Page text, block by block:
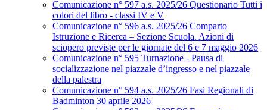
Comunicazione n° 597 a.s. 2025/26 Questionario Tutti i
colori del libro - classi IV e V
Comunicazione n° 596 a.s. 2025/26 Comparto
Istruzione e Ricerca – Sezione Scuola. Azioni di
sciopero previste per le giornate del 6 e 7 maggio 2026
Comunicazione n° 595 Turnazione - Pausa di
socializzazione nel piazzale d’ingresso e nel piazzale
della palestra
Comunicazione n° 594 a.s. 2025/26 Fasi Regionali di
Badminton 30 aprile 2026